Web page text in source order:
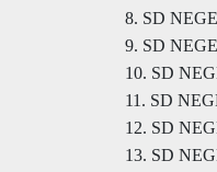
8. SD
9. SD
10. SD
11. SD
12. SD
13. SD